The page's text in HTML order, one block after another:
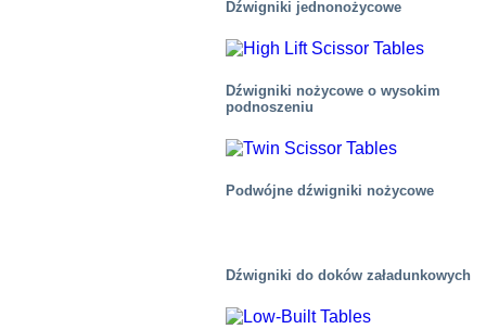
Transport lotniczy
Dźwigniki jednonożycowe
Dźwigniki nożycowe o wysokim
podnoszeniu
Podwójne dźwigniki nożycowe
Dźwigniki do doków załadunkowych